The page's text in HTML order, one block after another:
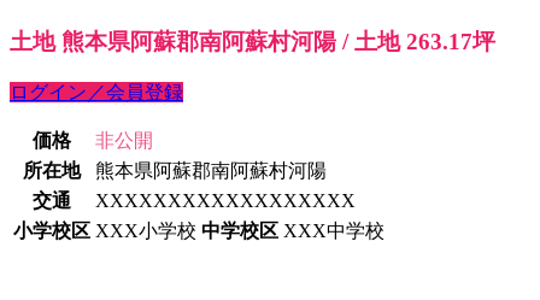
土地 熊本県阿蘇郡南阿蘇村河陽 / 土地 263.17坪
ログイン／会員登録
価格
非公開
所在地
熊本県阿蘇郡南阿蘇村河陽
交通
XXXXXXXXXXXXXXXXXX
小学校区 XXX小学校 中学校区 XXX中学校